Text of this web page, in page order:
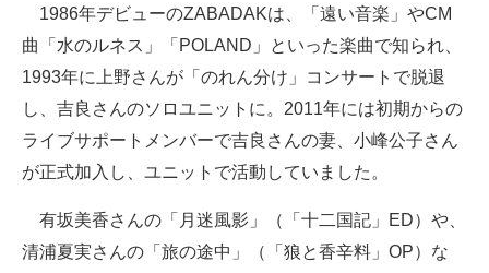
電子設計の基本と応用
エネルギーの専門メディア
建設×テクノロジーの最前線
ちょっと気になるネットの話題
1986年デビューのZABADAKは、「遠い音楽」やCM
曲「水のルネス」「POLAND」といった楽曲で知られ、
1993年に上野さんが「のれん分け」コンサートで脱退
し、吉良さんのソロユニットに。2011年には初期からの
ライブサポートメンバーで吉良さんの妻、小峰公子さん
が正式加入し、ユニットで活動していました。
有坂美香さんの「月迷風影」（「十二国記」ED）や、
清浦夏実さんの「旅の途中」（「狼と香辛料」OP）な